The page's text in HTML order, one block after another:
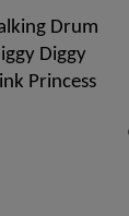
Drum
Diggy
Princess